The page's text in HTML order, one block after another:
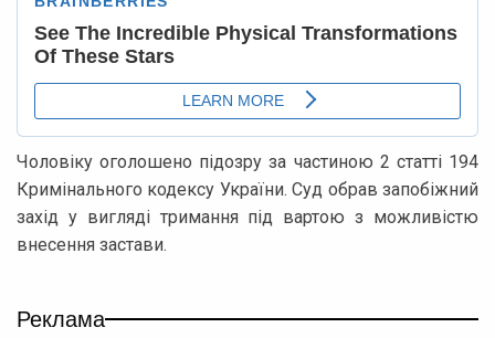
Чоловіку оголошено підозру за частиною 2 статті 194
Кримінального кодексу України. Суд обрав запобіжний
захід у вигляді тримання під вартою з можливістю
внесення застави.
Реклама